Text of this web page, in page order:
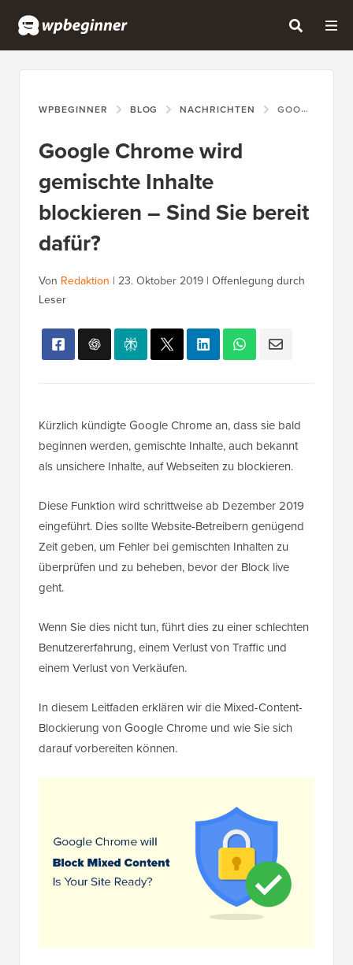
WPBEGINNER BLOG NACHRICHTEN GOOGLE CHROME WIRD GEMISCHTE INHALTE BLOCKIEREN – SIND SIE BEREIT DAFÜR?
Google Chrome wird
gemischte Inhalte
blockieren – Sind Sie bereit
dafür?
Von Redaktion | 23. Oktober 2019 | Offenlegung durch
Leser
Kürzlich kündigte Google Chrome an, dass sie bald
beginnen werden, gemischte Inhalte, auch bekannt
als unsichere Inhalte, auf Webseiten zu blockieren.
Diese Funktion wird schrittweise ab Dezember 2019
eingeführt. Dies sollte Website-Betreibern genügend
Zeit geben, um Fehler bei gemischten Inhalten zu
überprüfen und zu beheben, bevor der Block live
geht.
Wenn Sie dies nicht tun, führt dies zu einer schlechten
Benutzererfahrung, einem Verlust von Traffic und
einem Verlust von Verkäufen.
In diesem Leitfaden erklären wir die Mixed-Content-
Blockierung von Google Chrome und wie Sie sich
darauf vorbereiten können.